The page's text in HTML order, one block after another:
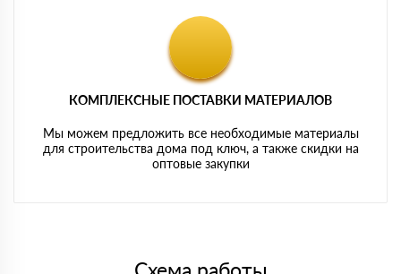
КОМПЛЕКСНЫЕ ПОСТАВКИ МАТЕРИАЛОВ
Мы можем предложить все необходимые материалы
для строительства дома под ключ, а также скидки на
оптовые закупки